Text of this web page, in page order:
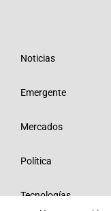
Noticias
Emergente
Mercados
Política
Tecnologías